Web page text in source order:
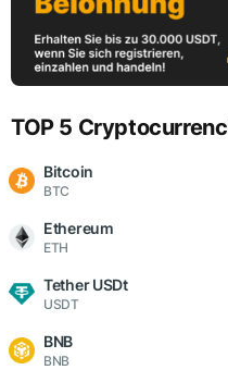
TOP 5
Bitcoin
BTC
Ethereum
ETH
Tether USDt
USDT
BNB
BNB